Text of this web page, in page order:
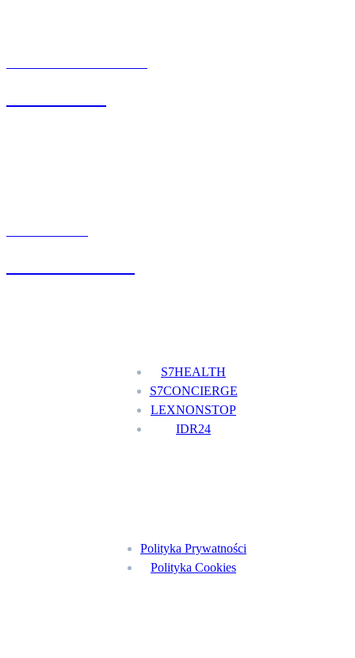
S7HEALTH
S7CONCIERGE
LEXNONSTOP
IDR24
Polityka Prywatności
Polityka Cookies